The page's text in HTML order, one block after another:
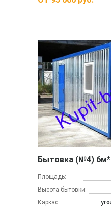
Бытовка (№4)
Площадь:
Высота бытовки:
Каркас: